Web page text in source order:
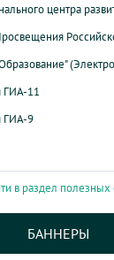
центра
ГИА-11
ГИА-9
в раздел полезных
БАННЕРЫ